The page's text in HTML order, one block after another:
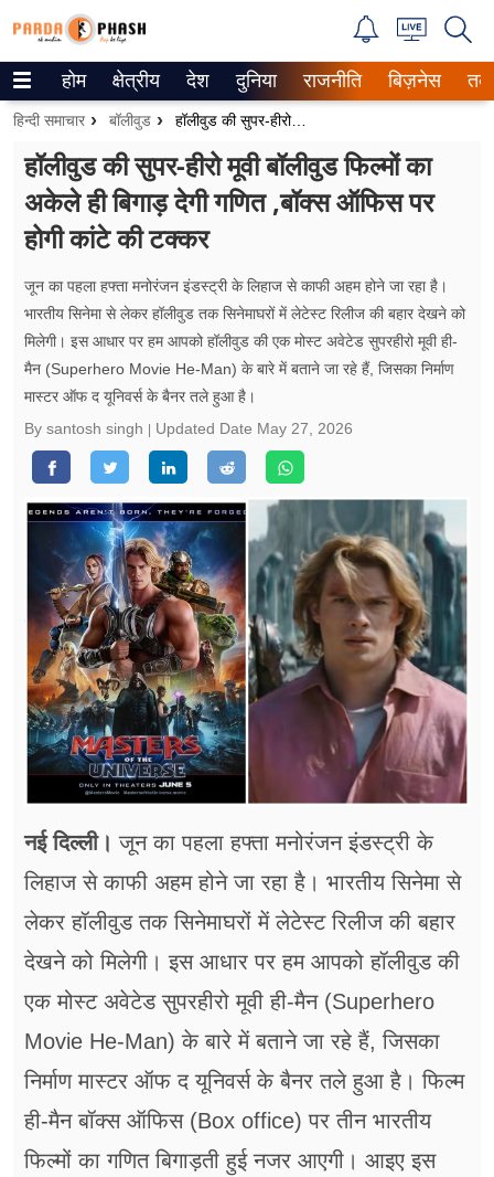
Trending on Google News
ePaper
वेब स्टोरीज
उत्तर प्रदेश
गैलरी
वीडियो
रिलेशनशिप
जीवन मंत्रा
फूड
सेहत
ब्‍यूटी
जॉब्स
शिक्षा
अन्य खबरें
होम क्षेत्रीय देश दुनिया राजनीति बिज़नेस
हिन्दी समाचार बॉलीवुड हॉलीवुड की सुपर-हीरो मूवी बॉलीवुड फिल्मों का अकेले ही बिगाड़ देगी गणित ,बॉक्स ऑफिस पर होगी कांटे की टक्कर
हॉलीवुड की सुपर-हीरो मूवी बॉलीवुड फिल्मों का
अकेले ही बिगाड़ देगी गणित ,बॉक्स ऑफिस पर
होगी कांटे की टक्कर
जून का पहला हफ्ता मनोरंजन इंडस्ट्री के लिहाज से काफी अहम होने जा रहा है।
भारतीय सिनेमा से लेकर हॉलीवुड तक सिनेमाघरों में लेटेस्ट रिलीज की बहार देखने को
मिलेगी। इस आधार पर हम आपको हॉलीवुड की एक मोस्ट अवेटेड सुपरहीरो मूवी ही-
मैन (Superhero Movie He-Man) के बारे में बताने जा रहे हैं, जिसका निर्माण
मास्टर ऑफ द यूनिवर्स के बैनर तले हुआ है।
By santosh singh
Updated Date May 27, 2026
नई दिल्ली। जून का पहला हफ्ता मनोरंजन इंडस्ट्री के
लिहाज से काफी अहम होने जा रहा है। भारतीय सिनेमा से
लेकर हॉलीवुड तक सिनेमाघरों में लेटेस्ट रिलीज की बहार
देखने को मिलेगी। इस आधार पर हम आपको हॉलीवुड की
एक मोस्ट अवेटेड सुपरहीरो मूवी ही-मैन (Superhero
Movie He-Man) के बारे में बताने जा रहे हैं, जिसका
निर्माण मास्टर ऑफ द यूनिवर्स के बैनर तले हुआ है। फिल्म
ही-मैन बॉक्स ऑफिस (Box office) पर तीन भारतीय
फिल्मों का गणित बिगाड़ती हुई नजर आएगी। आइए इस